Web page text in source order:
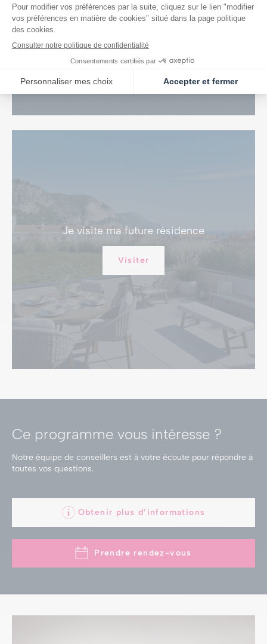
Explorer
Je visite ma future résidence
Visiter
Ce programme vous intéresse ?
Notre équipe de conseillers est à votre écoute pour répondre à
toutes vos questions.
Obtenir plus d’informations
Prendre rendez-vous